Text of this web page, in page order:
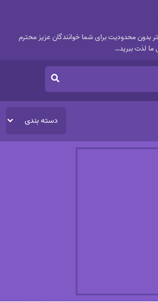
بدون محدودیت برای شما خوانندگان عزیز محترم
ما لذت ببرید…